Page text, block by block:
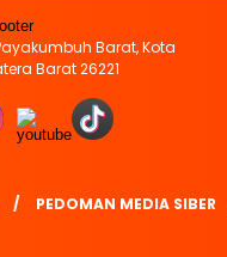
Barat, Kota
Barat 26221
PEDOMAN MEDIA SIBER